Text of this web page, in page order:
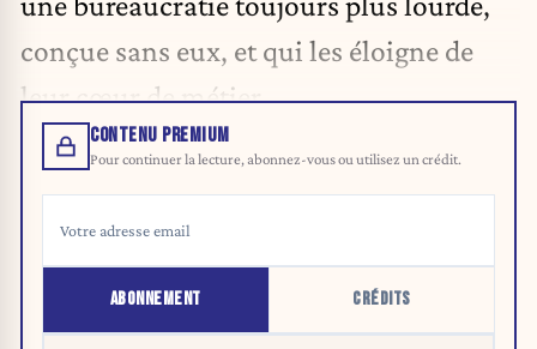
conçue sans eux, et qui les éloigne de
leur cœur de métier.
CONTENU PREMIUM
Pour continuer la lecture, abonnez-vous ou utilisez un crédit.
ABONNEMENT CRÉDITS